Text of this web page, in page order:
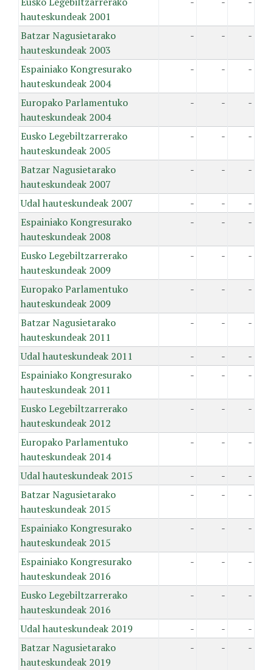
hauteskundeak 2001
Batzar Nagusietarako
hauteskundeak 2003
- - -
Espainiako Kongresurako
hauteskundeak 2004
- - -
Europako Parlamentuko
hauteskundeak 2004
- - -
Eusko Legebiltzarrerako
hauteskundeak 2005
- - -
Batzar Nagusietarako
hauteskundeak 2007
- - -
Udal hauteskundeak 2007 - -
-
Espainiako Kongresurako
hauteskundeak 2008
- - -
Eusko Legebiltzarrerako
hauteskundeak 2009
- - -
Europako Parlamentuko
hauteskundeak 2009
- - -
Batzar Nagusietarako
hauteskundeak 2011
- - -
Udal hauteskundeak 2011 - -
-
Espainiako Kongresurako
hauteskundeak 2011
- - -
Eusko Legebiltzarrerako
hauteskundeak 2012
- - -
Europako Parlamentuko
hauteskundeak 2014
- - -
Udal hauteskundeak 2015 - -
-
Batzar Nagusietarako
hauteskundeak 2015
- - -
Espainiako Kongresurako
hauteskundeak 2015
- - -
Espainiako Kongresurako
hauteskundeak 2016
- - -
Eusko Legebiltzarrerako
hauteskundeak 2016
- - -
Udal hauteskundeak 2019 - -
-
Batzar Nagusietarako
hauteskundeak 2019
- - -